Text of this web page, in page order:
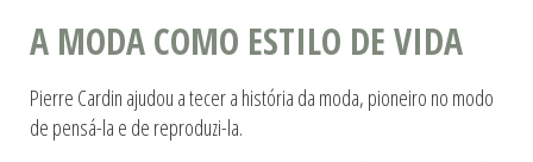
A MODA COMO ESTILO DE VIDA
Pierre Cardin ajudou a tecer a história da moda, pioneiro no modo
de pensá-la e de reproduzi-la.